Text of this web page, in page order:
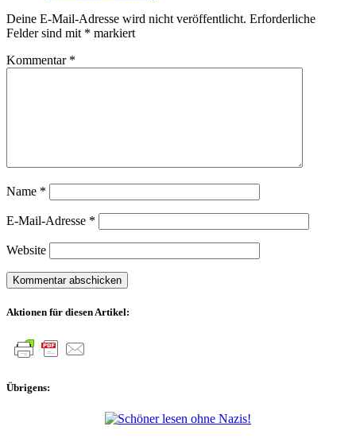
Deine E-Mail-Adresse wird nicht veröffentlicht. Erforderliche
Felder sind mit * markiert
Kommentar *
Name *
E-Mail-Adresse *
Website
Aktionen für diesen Artikel:
Übrigens: